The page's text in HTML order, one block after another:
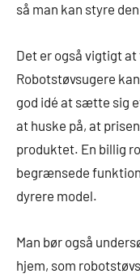
så man kan styre
Det er også vigtigt
Robotstøvsugere
god idé at sætte sig
at huske på, at
produktet. En billig
begrænsede
dyrere model.
Man bør også
hjem, som